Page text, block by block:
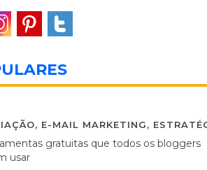
, E-MAIL MARKETING,
gratuitas que todos os bloggers
usar